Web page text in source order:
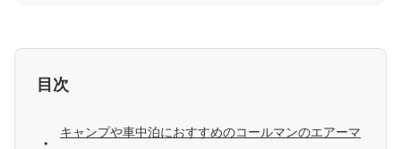
目次
キャンプや車中泊におすすめのコールマンのエアーマ